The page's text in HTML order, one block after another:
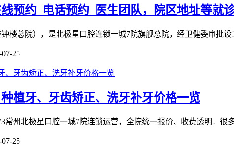
预约_电话预约_医生团队，院区地址等就
楼总院），是北极星口腔连锁一城7院旗舰总院，经卫健委审批
07-25
植牙、牙齿矫正、洗牙补牙价格一览
常州北极星口腔一城7院连锁运营，全院统一报价、收费透明，
07-25